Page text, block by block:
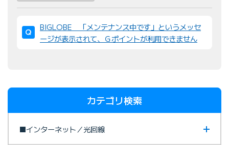
び
替
BIGLOBE 「メンテナンス中です」というメッセ
ージが表示されて、Ｇポイントが利用できません
カテゴリ検索
■インターネット／光回線